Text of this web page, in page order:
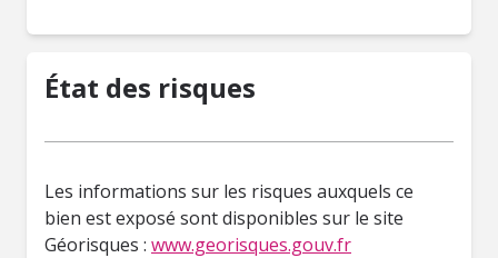
État des risques
Les informations sur les risques auxquels ce
bien est exposé sont disponibles sur le site
Géorisques : www.georisques.gouv.fr